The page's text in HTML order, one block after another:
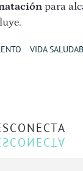
para
VIDA